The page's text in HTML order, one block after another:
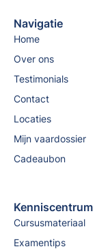
Navigatie
Home
Over ons
Testimonials
Contact
Locaties
Mijn vaardossier
Cadeaubon
Kenniscentrum
Cursusmateriaal
Examentips